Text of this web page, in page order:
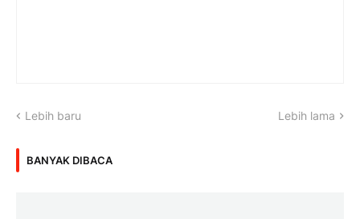
Lebih baru Lebih lama
BANYAK DIBACA